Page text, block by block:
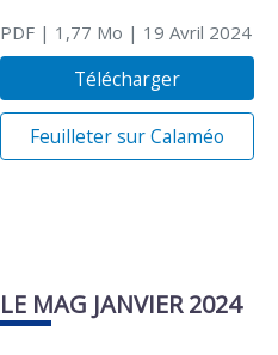
PDF| 1,77 Mo | 19 Avril 2024
Télécharger
Feuilleter sur Calaméo
LE MAG JANVIER 2024